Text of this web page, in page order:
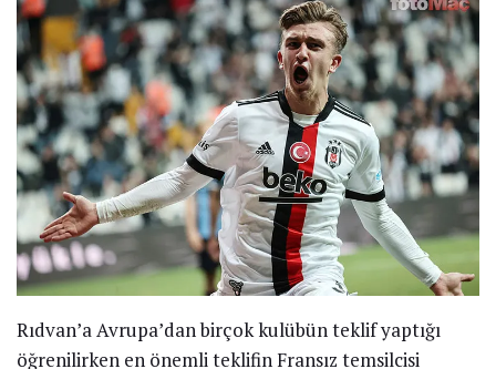
Rıdvan’a Avrupa’dan birçok kulübün teklif yaptığı
öğrenilirken en önemli teklifin Fransız temsilcisi